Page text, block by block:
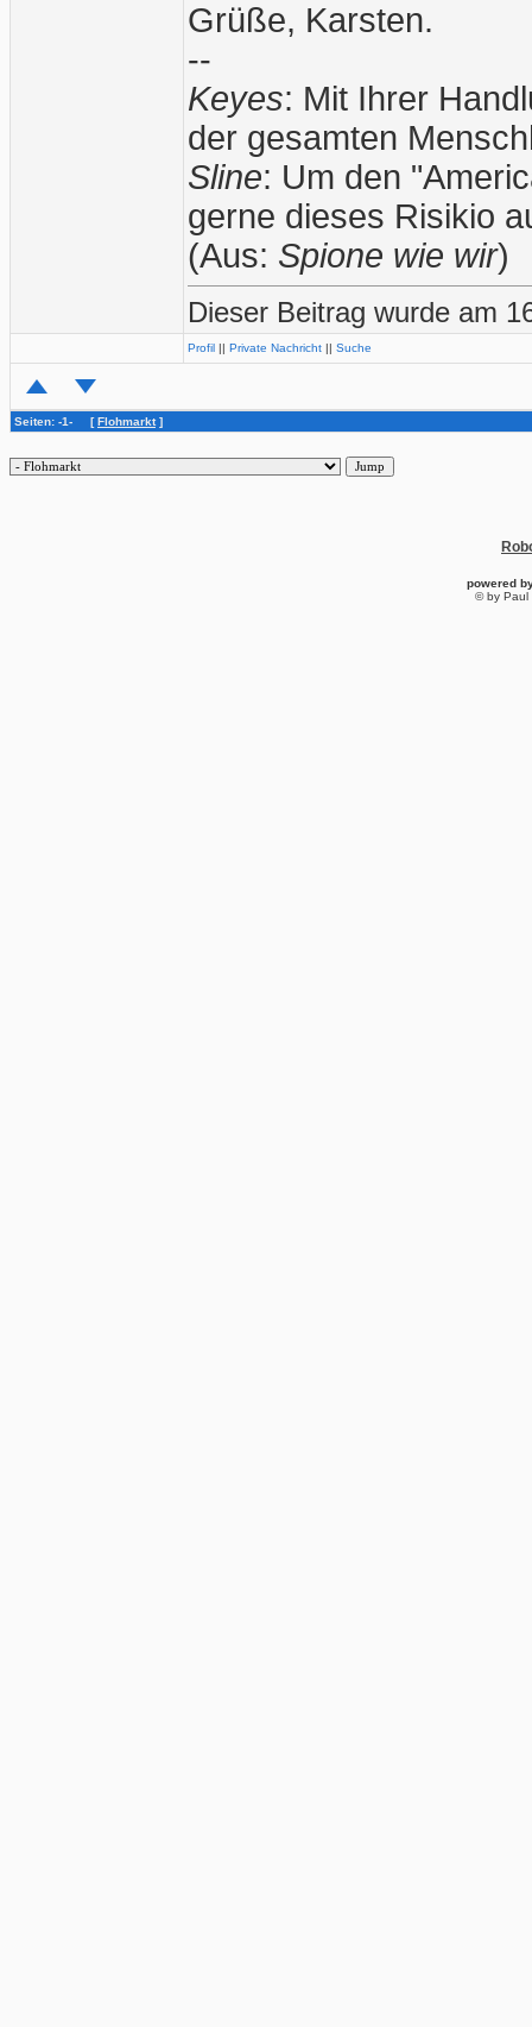
Grüße, Karsten.
--
Keyes: Mit Ihrer
der gesamten
Sline: Um den
gerne dieses Risikio
(Aus: Spione wie wir)
Dieser Beitrag wurde am
Profil || Private Nachricht || Suche
Seiten: -1- [Flohmarkt]
powered
© by Paul